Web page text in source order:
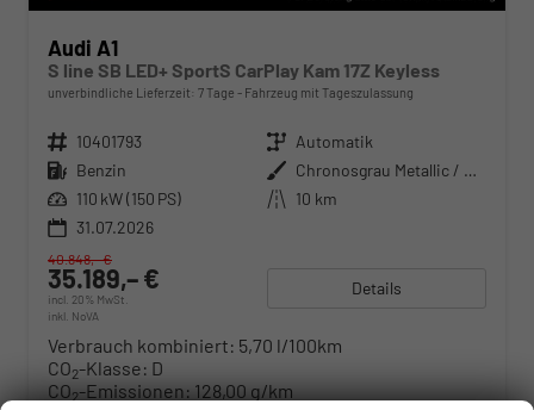
Audi A1
S line SB LED+ SportS CarPlay Kam 17Z Keyless
unverbindliche Lieferzeit: 7 Tage Fahrzeug mit Tageszulassung
Fahrzeugnr. 10401793 Getriebe Automatik
Kraftstoff Benzin Außenfarbe
Chronosgrau Metallic / Dachfarbe
Leistung 110 kW (150 PS) Kilometerstand 10 km
31.07.2026
35.189,– €
incl. 20% MwSt.
inkl. NoVA
40.848,– €
Details
Verbrauch kombiniert: 5,70 l/100km
CO2-Klasse: D
CO2-Emissionen: 128,00 g/km